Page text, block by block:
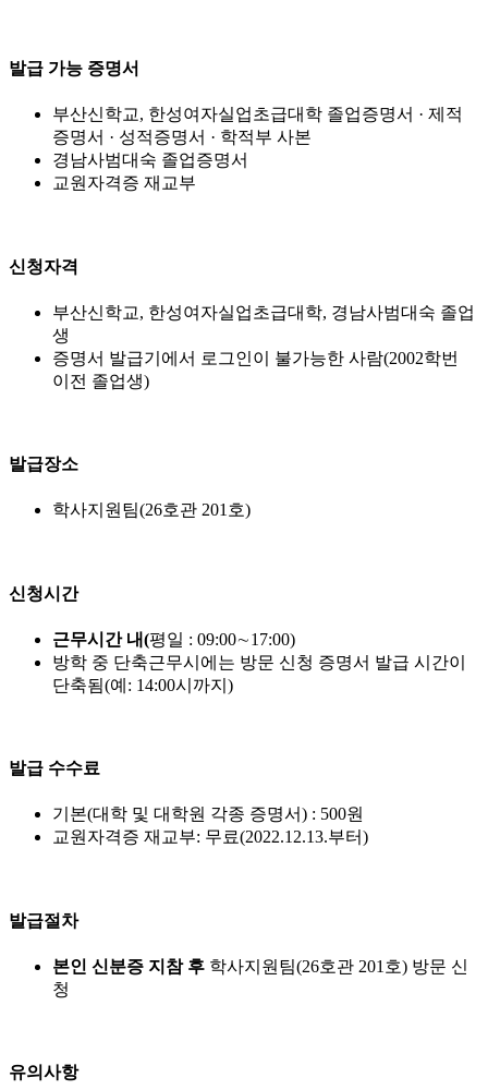
발급 가능 증명서
부산신학교, 한성여자실업초급대학 졸업증명서 · 제적
증명서 · 성적증명서 · 학적부 사본
경남사범대숙 졸업증명서
교원자격증 재교부
신청자격
부산신학교, 한성여자실업초급대학, 경남사범대숙 졸업
생
증명서 발급기에서 로그인이 불가능한 사람(2002학번
이전 졸업생)
발급장소
학사지원팀(26호관 201호)
신청시간
근무시간 내(평일 : 09:00∼17:00)
방학 중 단축근무시에는 방문 신청 증명서 발급 시간이
단축됨(예: 14:00시까지)
발급 수수료
기본(대학 및 대학원 각종 증명서) : 500원
교원자격증 재교부: 무료(2022.12.13.부터)
발급절차
본인 신분증 지참 후 학사지원팀(26호관 201호) 방문 신
청
유의사항